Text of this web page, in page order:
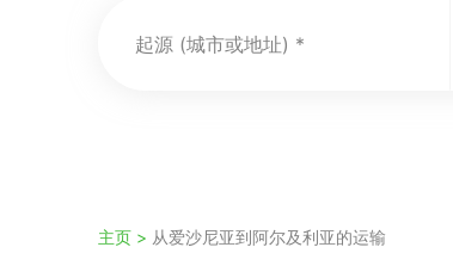
起源 (城市或地址)
主页 > 从爱沙尼亚到阿尔及利亚的运输